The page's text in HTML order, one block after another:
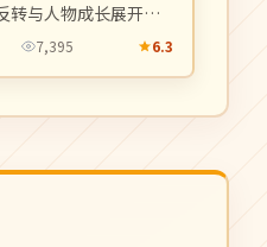
转与人物成长展开，
推荐观看。
7,395 6.3